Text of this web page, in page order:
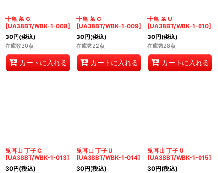
十亀 条 C
[UA38BT/WBK-1-008]
30円(税込)
在庫数30点
カートに入れる
十亀 条 C
[UA38BT/WBK-1-009]
30円(税込)
在庫数22点
カートに入れる
十亀 条 U
[UA38BT/WBK-1-010]
30円(税込)
在庫数28点
カートに入れる
兎耳山 丁子 C
[UA38BT/WBK-1-013]
30円(税込)
兎耳山 丁子 U
[UA38BT/WBK-1-014]
30円(税込)
兎耳山 丁子 U
[UA38BT/WBK-1-015]
30円(税込)